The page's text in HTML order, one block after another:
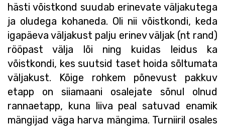
hästi võistkond suudab erinevate väljakutega
ja oludega kohaneda. Oli nii võistkondi, keda
igapäeva väljakust palju erinev väljak (nt rand)
rööpast välja lõi ning kuidas leidus ka
võistkondi, kes suutsid taset hoida sõltumata
väljakust. Kõige rohkem põnevust pakkuv
etapp on siiamaani osalejate sõnul olnud
rannaetapp, kuna liiva peal satuvad enamik
mängijad väga harva mängima. Turniiril osales